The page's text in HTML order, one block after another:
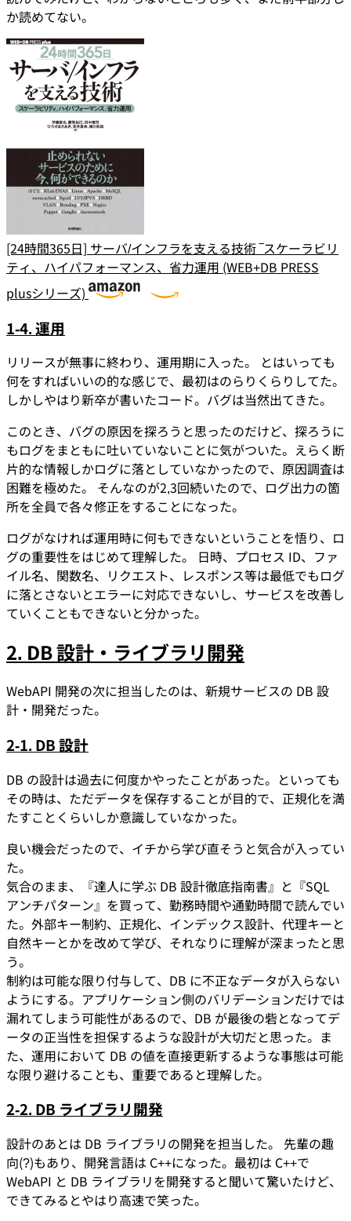
か読めてない。
[24時間365日] サーバ/インフラを支える技術 ‾スケーラビリ
ティ、ハイパフォーマンス、省力運用 (WEB+DB PRESS
plusシリーズ)
1-4. 運用
リリースが無事に終わり、運用期に入った。 とはいっても
何をすればいいの的な感じで、最初はのらりくらりしてた。
しかしやはり新卒が書いたコード。バグは当然出てきた。
このとき、バグの原因を探ろうと思ったのだけど、探ろうに
もログをまともに吐いていないことに気がついた。えらく断
片的な情報しかログに落としていなかったので、原因調査は
困難を極めた。 そんなのが2,3回続いたので、ログ出力の箇
所を全員で各々修正をすることになった。
ログがなければ運用時に何もできないということを悟り、ロ
グの重要性をはじめて理解した。 日時、プロセス ID、ファ
イル名、関数名、リクエスト、レスポンス等は最低でもログ
に落とさないとエラーに対応できないし、サービスを改善し
ていくこともできないと分かった。
2. DB 設計・ライブラリ開発
WebAPI 開発の次に担当したのは、新規サービスの DB 設
計・開発だった。
2-1. DB 設計
DB の設計は過去に何度かやったことがあった。といっても
その時は、ただデータを保存することが目的で、正規化を満
たすことくらいしか意識していなかった。
良い機会だったので、イチから学び直そうと気合が入ってい
た。
気合のまま、『達人に学ぶ DB 設計徹底指南書』と『SQL
アンチパターン』を買って、勤務時間や通勤時間で読んでい
た。外部キー制約、正規化、インデックス設計、代理キーと
自然キーとかを改めて学び、それなりに理解が深まったと思
う。
制約は可能な限り付与して、DB に不正なデータが入らない
ようにする。アプリケーション側のバリデーションだけでは
漏れてしまう可能性があるので、DB が最後の砦となってデ
ータの正当性を担保するような設計が大切だと思った。ま
た、運用において DB の値を直接更新するような事態は可能
な限り避けることも、重要であると理解した。
2-2. DB ライブラリ開発
設計のあとは DB ライブラリの開発を担当した。 先輩の趣
向(?)もあり、開発言語は C++になった。最初は C++で
WebAPI と DB ライブラリを開発すると聞いて驚いたけど、
できてみるとやはり高速で笑った。